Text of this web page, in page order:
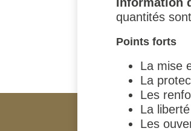
quantités
Points forts
La mise
La
Les
La
Les